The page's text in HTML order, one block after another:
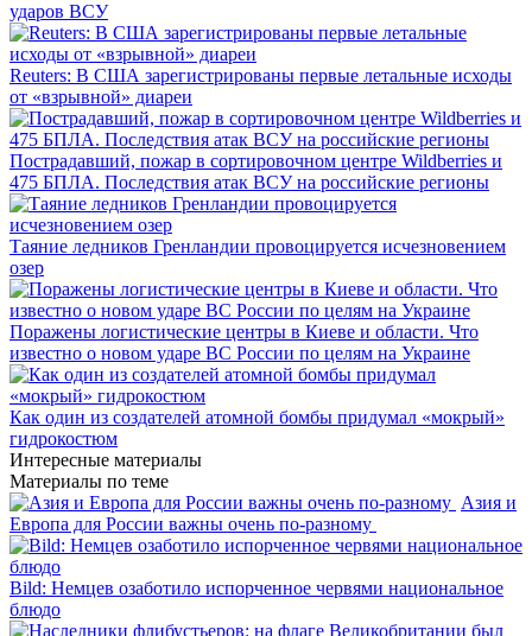
ударов ВСУ
Reuters: В США зарегистрированы первые летальные исходы
от «взрывной» диареи
Пострадавший, пожар в сортировочном центре Wildberries и
475 БПЛА. Последствия атак ВСУ на российские регионы
Таяние ледников Гренландии провоцируется исчезновением
озер
Поражены логистические центры в Киеве и области. Что
известно о новом ударе ВС России по целям на Украине
Как один из создателей атомной бомбы придумал «мокрый»
гидрокостюм
Интересные материалы
Материалы по теме
Азия и
Европа для России важны очень по-разному
Bild: Немцев озаботило испорченное червями национальное
блюдо